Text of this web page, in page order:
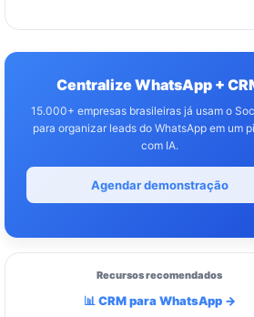
Centralize WhatsApp +
15.000+ empresas brasileiras já usam o
para organizar leads do WhatsApp em um
com IA.
Agendar demonstração
Recursos recomendados
📊 CRM para WhatsApp →